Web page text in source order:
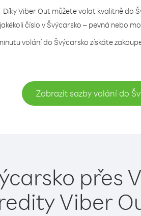
Díky Viber Out můžete volat kvalitně do
číslo v Švýcarsko – pevná nebo
volání do Švýcarsko získáte
Zobrazit sazby volání do
přes
Viber